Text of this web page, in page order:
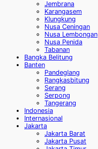
Jembrana
Karangasem
Klungkung
Nusa Ceningan
Nusa Lembongan
Nusa Penida
Tabanan
Bangka Belitung
Banten
Pandeglang
Rangkasbitung
Serang
Serpong
Tangerang
Indonesia
Internasional
Jakarta
Jakarta Barat
Jakarta Pusat